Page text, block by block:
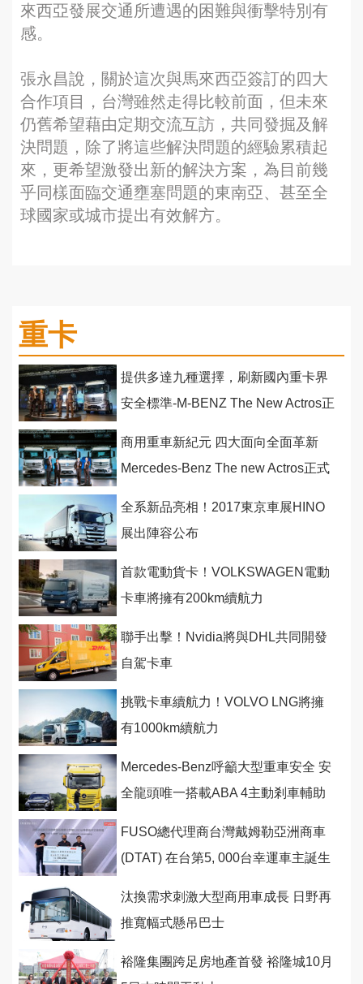
來西亞發展交通所遭遇的困難與衝擊特別有
感。
張永昌說，關於這次與馬來西亞簽訂的四大
合作項目，台灣雖然走得比較前面，但未來
仍舊希望藉由定期交流互訪，共同發掘及解
決問題，除了將這些解決問題的經驗累積起
來，更希望激發出新的解決方案，為目前幾
乎同樣面臨交通壅塞問題的東南亞、甚至全
球國家或城市提出有效解方。
重卡
提供多達九種選擇，刷新國內重卡界
安全標準-M-BENZ The New Actros正
商用重車新紀元 四大面向全面革新
Mercedes-Benz The new Actros正式
全系新品亮相！2017東京車展HINO
展出陣容公布
首款電動貨卡！VOLKSWAGEN電動
卡車將擁有200km續航力
聯手出擊！Nvidia將與DHL共同開發
自駕卡車
挑戰卡車續航力！VOLVO LNG將擁
有1000km續航力
Mercedes-Benz呼籲大型重車安全 安
全龍頭唯一搭載ABA 4主動剎車輔助
FUSO總代理商台灣戴姆勒亞洲商車
(DTAT) 在台第5, 000台幸運車主誕生
汰換需求刺激大型商用車成長 日野再
推寬幅式懸吊巴士
裕隆集團跨足房地產首發 裕隆城10月